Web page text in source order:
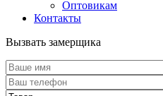
Оптовикам
Контакты
Вызвать замерщика